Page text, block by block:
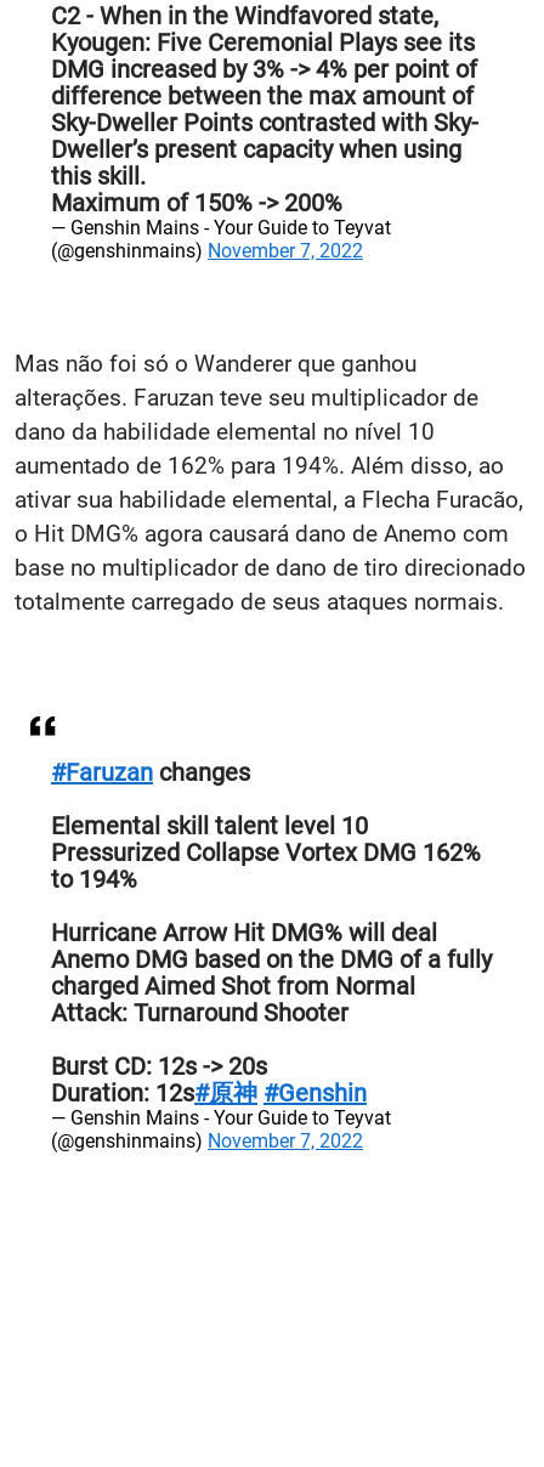
C2 - When in the Windfavored state,
Kyougen: Five Ceremonial Plays see its
DMG increased by 3% -> 4% per point of
difference between the max amount of
Sky-Dweller Points contrasted with Sky-
Dweller’s present capacity when using
this skill.
Maximum of 150% -> 200%
— Genshin Mains - Your Guide to Teyvat
(@genshinmains) November 7, 2022
Mas não foi só o Wanderer que ganhou
alterações. Faruzan teve seu multiplicador de
dano da habilidade elemental no nível 10
aumentado de 162% para 194%. Além disso, ao
ativar sua habilidade elemental, a Flecha Furacão,
o Hit DMG% agora causará dano de Anemo com
base no multiplicador de dano de tiro direcionado
totalmente carregado de seus ataques normais.
#Faruzan changes
Elemental skill talent level 10
Pressurized Collapse Vortex DMG 162%
to 194%
Hurricane Arrow Hit DMG% will deal
Anemo DMG based on the DMG of a fully
charged Aimed Shot from Normal
Attack: Turnaround Shooter
Burst CD: 12s -> 20s
Duration: 12s#原神 #Genshin
— Genshin Mains - Your Guide to Teyvat
(@genshinmains) November 7, 2022